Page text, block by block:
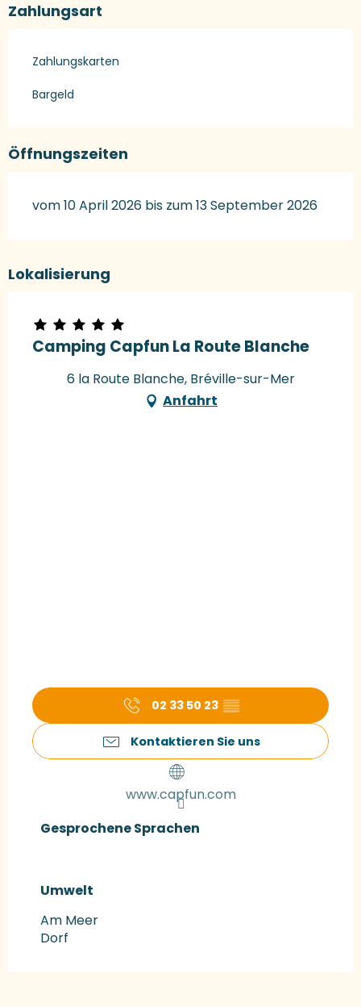
Zahlungsart
Zahlungskarten
Bargeld
Öffnungszeiten
vom 10 April 2026 bis zum 13 September 2026
Lokalisierung
Camping Capfun La Route Blanche
6 la Route Blanche, Bréville-sur-Mer
Anfahrt
02 33 50 23 ▒▒
Kontaktieren Sie uns
www.capfun.com
Gesprochene Sprachen
Gesprochene Sprachen
Umwelt
Umwelt
Am Meer
Dorf